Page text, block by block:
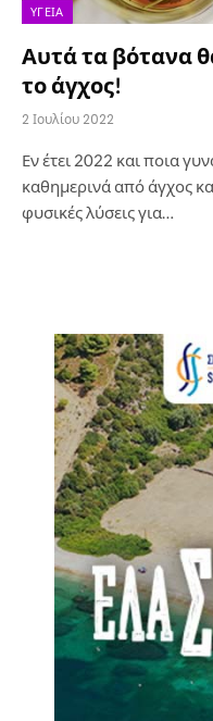
ΥΓΕΊΑ
Αυτά τα βότανα
το άγχος!
2 Ιουλίου 2022
Εν έτει 2022 και ποια
καθημερινά από άγχος
φυσικές λύσεις για…